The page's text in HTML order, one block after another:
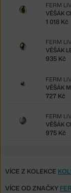
VĚŠÁK
FERM
1 018 Kč
VĚŠÁK
FERM
935 Kč
VĚŠÁK
FERM
727 Kč
FERM
975 Kč
VÍCE Z KOLEKCE
VÍCE OD ZNAČKY